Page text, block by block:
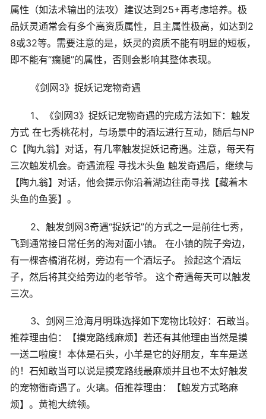
属性（如法术输出的法攻）建议达到25+再考虑培养。极
品妖灵通常会有多个高资质属性，且主属性极高，如达到2
8或32等。需要注意的是，妖灵的资质不能有明显的短板，
即不能有“瘸腿”的属性，否则会影响其整体表现。
《剑网3》捉妖记宠物奇遇
1、《剑网3》捉妖记宠物奇遇的完成方法如下：触发
方式 在七秀桃花村，与场景中的酒坛进行互动，随后与NP
C【陶九翁】对话，有几率触发捉妖记奇遇。注意，每天有
三次触发机会。奇遇流程 寻找木头鱼 触发奇遇后，继续与
【陶九翁】对话，他会提示你沿着湖边往南寻找【藏着木
头鱼的鱼篓】。
2、触发剑网3奇遇“捉妖记”的方式之一是前往七秀，
飞到通常接日常任务的海对面小镇。 在小镇的院子旁边，
有一棵杏橘消花树，旁边有一个酒坛子。 捡起这个酒坛
子，然后将其交给旁边的老爷爷。 这个奇遇每天可以触发
三次。
3、剑网三沧海月明珠选择如下宠物比较好：石敢当。
推荐理由伯：【摸宠路线麻烦】若还有其他理由当然是摸
一送二啦度！本体是石头，小羊是它的好朋友，车车是送
的！石知敢当可以说是摸宠路线最麻烦并且也不太好触发
的宠物衟奇遇了。火璃。佰推荐理由：【触发方式略麻
烦】。黄袍大统领。